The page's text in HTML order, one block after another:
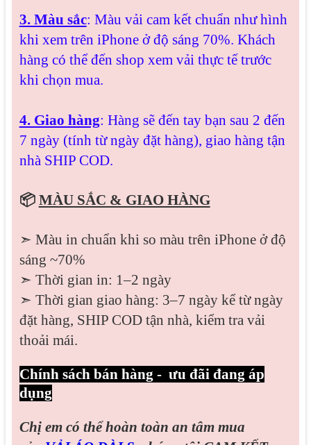
3. Màu sắc: Màu vải cam kết chuẩn như hình
khi xem trên iPhone ở độ sáng 70%. Khách
hàng có thể đến shop xem vải thực tế trước
khi chọn mua.
4. Giao hàng: Hàng sẽ đến tay bạn sau 2 đến
7 ngày (tính từ ngày đặt hàng), giao hàng tận
nhà SHIP COD.
📦 MÀU SẮC & GIAO HÀNG
➣ Màu in chuẩn khi so màu trên iPhone ở độ
sáng ~70%
➣ Thời gian in: 1–2 ngày
➣ Thời gian giao hàng: 3–7 ngày kể từ ngày
đặt hàng, SHIP COD tận nhà, kiểm tra vải
thoải mái.
Chính sách bán hàng - ưu đãi đang áp
dụng
Chị em có thể hoàn toàn an tâm mua